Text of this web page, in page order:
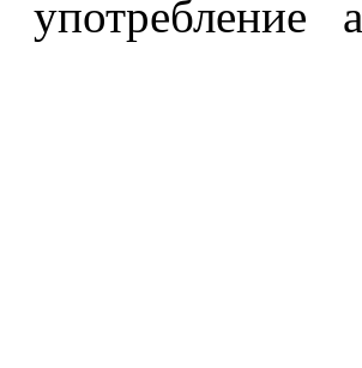
употребление